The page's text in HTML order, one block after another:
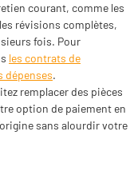
courant, comme les
révisions complètes,
fois. Pour
les contrats de
dépenses.
remplacer des pièces
option de paiement en
sans alourdir votre